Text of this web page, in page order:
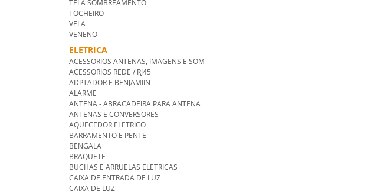
TELA SOMBREAMENTO
TOCHEIRO
VELA
VENENO
ELETRICA
ACESSORIOS ANTENAS, IMAGENS E SOM
ACESSORIOS REDE / RJ45
ADPTADOR E BENJAMIIN
ALARME
ANTENA - ABRACADEIRA PARA ANTENA
ANTENAS E CONVERSORES
AQUECEDOR ELETRICO
BARRAMENTO E PENTE
BENGALA
BRAQUETE
BUCHAS E ARRUELAS ELETRICAS
CAIXA DE ENTRADA DE LUZ
CAIXA DE LUZ